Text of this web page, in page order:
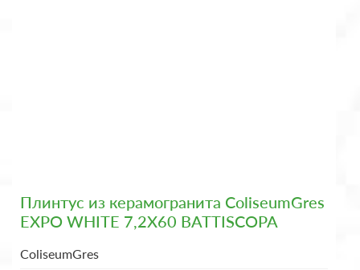
Плинтус из керамогранита ColiseumGres
EXPO WHITE 7,2X60 BATTISCOPA
ColiseumGres